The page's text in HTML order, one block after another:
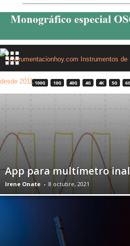
100G 10G 40G 4G 4K 5G 6G
App para multímetro
Irene Onate - 8 octubre, 2021